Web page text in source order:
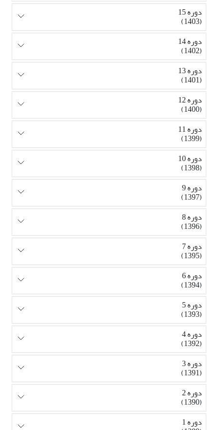
دوره 15
(1403)
دوره 14
(1402)
دوره 13
(1401)
دوره 12
(1400)
دوره 11
(1399)
دوره 10
(1398)
دوره 9
(1397)
دوره 8
(1396)
دوره 7
(1395)
دوره 6
(1394)
دوره 5
(1393)
دوره 4
(1392)
دوره 3
(1391)
دوره 2
(1390)
دوره 1